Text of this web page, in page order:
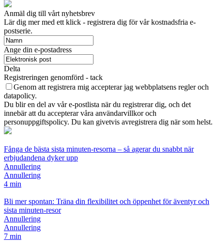
Anmäl dig till vårt nyhetsbrev
Lär dig mer med ett klick - registrera dig för vår kostnadsfria e-
postserie.
Ange din e-postadress
Delta
Registreringen genomförd - tack
Genom att registrera mig accepterar jag webbplatsens regler och
datapolicy.
Du blir en del av vår e-postlista när du registrerar dig, och det
innebär att du accepterar våra användarvillkor och
personuppgiftspolicy. Du kan givetvis avregistrera dig när som helst.
Fånga de bästa sista minuten-resorna – så agerar du snabbt när
erbjudandena dyker upp
Annullering
Annullering
4 min
Bli mer spontan: Träna din flexibilitet och öppenhet för äventyr och
sista minuten-resor
Annullering
Annullering
7 min